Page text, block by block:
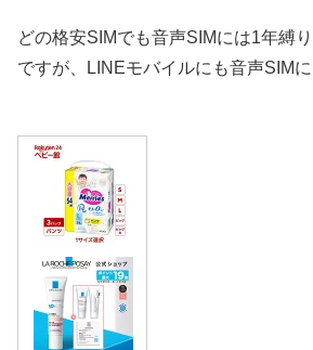
どの格安SIMでも音声SIMには1年縛
ですが、LINEモバイルにも音声SIMに